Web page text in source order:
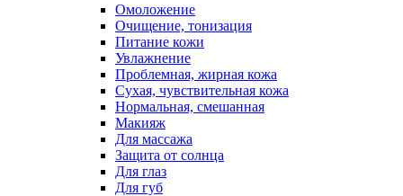
Омоложение
Очищение, тонизация
Питание кожи
Увлажнение
Проблемная, жирная кожа
Сухая, чувствительная кожа
Нормальная, смешанная
Макияж
Для массажа
Защита от солнца
Для глаз
Для губ